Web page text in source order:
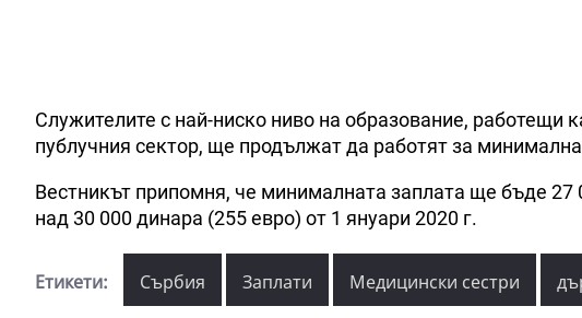
Служителите с най-ниско ниво на образование,
публучния сектор, ще продължат да работят за
Вестникът припомня, че минималната заплата ще бъде
над 30 000 динара (255 евро) от 1 януари 2020 г.
Етикети: Сърбия Заплати Медицински сестри